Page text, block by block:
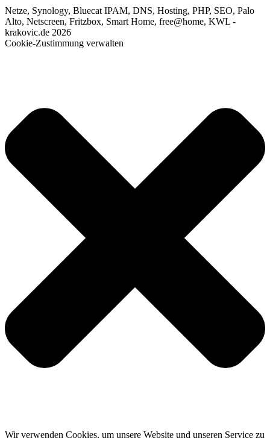
Netze, Synology, Bluecat IPAM, DNS, Hosting, PHP, SEO, Palo
Alto, Netscreen, Fritzbox, Smart Home, free@home, KWL -
krakovic.de 2026
Cookie-Zustimmung verwalten
Wir verwenden Cookies, um unsere Website und unseren Service zu